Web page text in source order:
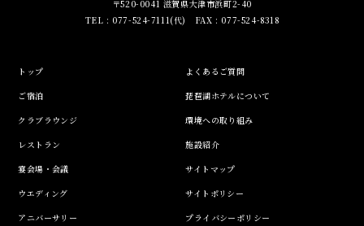
〒520-0041 滋賀県大津市浜町2-40
TEL : 077-524-7111(代) FAX : 077-524-8318
トップ
ご宿泊
クラブラウンジ
レストラン
宴会場・会議
ウエディング
アニバーサリー
よくあるご質問
琵琶湖ホテルについて
環境への取り組み
施設紹介
サイトマップ
サイトポリシー
プライバシーポリシー